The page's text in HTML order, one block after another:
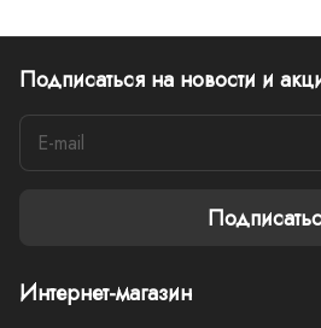
Подписаться на новости и
Интернет-магазин